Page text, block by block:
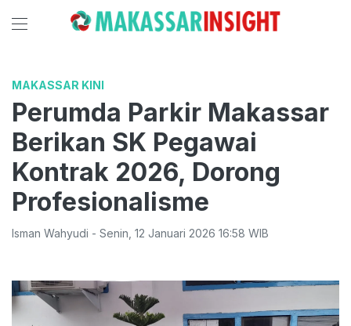
MAKASSAR KINI
Perumda Parkir Makassar
Berikan SK Pegawai
Kontrak 2026, Dorong
Profesionalisme
Isman Wahyudi - Senin 12 Januari 2026 16:58 WIB